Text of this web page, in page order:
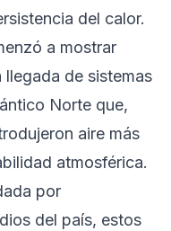
del calor.
a mostrar
de sistemas
Norte que,
aire más
atmosférica.
por
del país, estos